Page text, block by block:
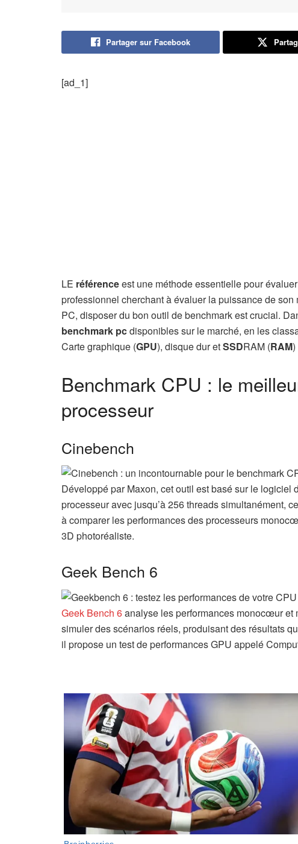
Partager sur Facebook
[ad_1]
LE référenceest une méthode essentielle pour
professionnel cherchant à évaluer la puissance de
PC, disposer du bon outil de benchmark est crucial.
benchmark pcdisponibles sur le marché, en les
Carte graphique (GPU), disque dur etSSDRAM (RAM)
Benchmark CPU : le
processeur
Cinebench
Développé par Maxon, cet outil est basé sur le logiciel
processeur avec jusqu’à 256 threads simultanément,
à comparer les performances des processeurs
3D photoréaliste.
Geek Bench 6
Geek Bench 6analyse les performances monocœur et
simuler des scénarios réels, produisant des résultats
il propose un test de performances GPU appelé